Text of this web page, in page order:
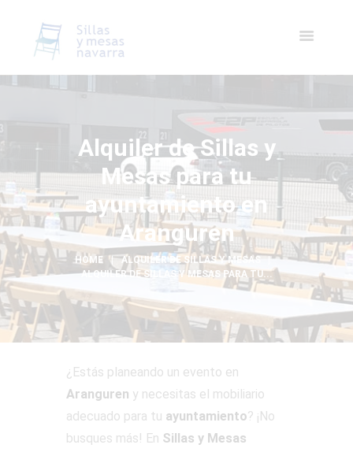
Alquiler de Sillas y
Mesas para tu
ayuntamiento en
Aranguren
HOME
ALQUILER DE SILLAS Y MESAS
ALQUILER DE SILLAS Y MESAS PARA TU...
¿Estás planeando un evento en
Aranguren y necesitas el mobiliario
adecuado para tu ayuntamiento? ¡No
busques más! En Sillas y Mesas